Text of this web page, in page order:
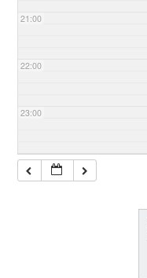
21:00
22:00
23:00